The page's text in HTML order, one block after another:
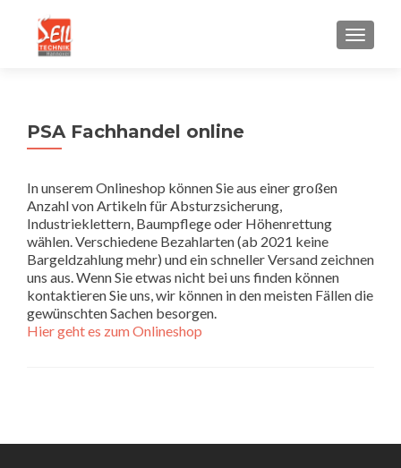
PSA Fachhandel online
In unserem Onlineshop können Sie aus einer großen
Anzahl von Artikeln für Absturzsicherung,
Industrieklettern, Baumpflege oder Höhenrettung
wählen. Verschiedene Bezahlarten (ab 2021 keine
Bargeldzahlung mehr) und ein schneller Versand zeichnen
uns aus. Wenn Sie etwas nicht bei uns finden können
kontaktieren Sie uns, wir können in den meisten Fällen die
gewünschten Sachen besorgen.
Hier geht es zum Onlineshop